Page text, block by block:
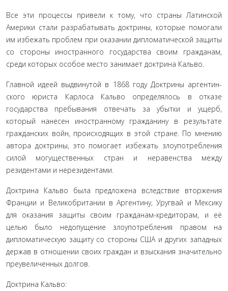
Все эти процессы привели к тому, что страны Латинской
Америки стали разрабатывать доктрины, которые помогали
им избежать проблем при оказании дипломатической защиты
со стороны иностранного государства своим гражданам,
среди ко­торых особое место занимает доктрина Кальво.
Главной идеей выдвинутой в 1868 году Доктрины аргентин­
ского юриста Карлоса Кальво определялось в отказе
государства пребывания отвечать за убытки и ущерб,
который нанесен ино­странному гражданину в результате
гражданских войн, происхо­дящих в этой стране. По мнению
автора доктрины, это помогает избежать злоупотребления
силой могущественных стран и нера­венства между
резидентами и нерезидентами.
Доктрина Кальво была предложена вследствие вторжения
Франции и Великобритании в Аргентину, Уругвай и Мексику
для оказания защиты своим гражданам-кредиторам, и её
целью было недопущение злоупотребления правом на
дипломатиче­скую защиту со стороны США и других западных
держав в отно­шении своих граждан и взыскания значительно
преувеличенных долгов.
Доктрина Кальво: